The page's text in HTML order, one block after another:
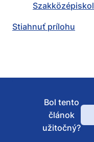
Stiahnuť prílohu
Bol tento
článok
užitočný?